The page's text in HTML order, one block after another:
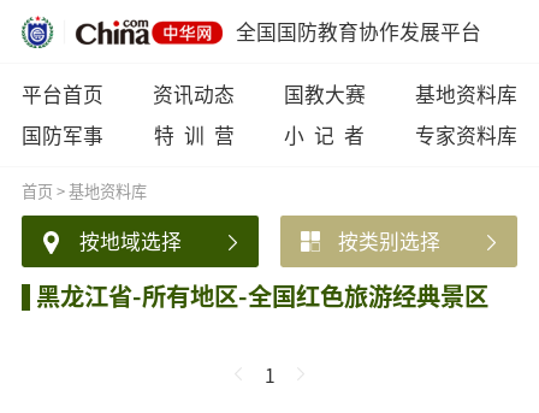
全国国防教育协作发展平台
平台首页 资讯动态 国教大赛
基地资料库
国防军事
特 训 营 小 记 者 专家资料库
首页>基地资料库
按地域选择 按类别选择
黑龙江省-所有地区-全国红色旅游经典景区
1